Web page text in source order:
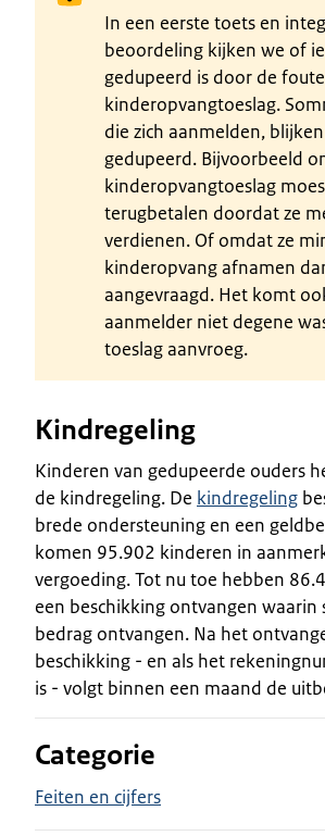
In een eerste toets en
beoordeling kijken we of
gedupeerd is door de
kinderopvangtoeslag.
die zich aanmelden,
gedupeerd. Bijvoorbeeld
kinderopvangtoeslag
terugbetalen doordat ze
verdienen. Of omdat ze
kinderopvang afnamen
aangevraagd. Het komt
aanmelder niet degene
toeslag aanvroeg.
Kindregeling
Kinderen van gedupeerde ouders
de kindregeling. De kindregeling
brede ondersteuning en een
komen 95.902 kinderen in
vergoeding. Tot nu toe hebben
een beschikking ontvangen waarin
bedrag ontvangen. Na het
beschikking - en als het
is - volgt binnen een maand de
Categorie
Feiten en cijfers